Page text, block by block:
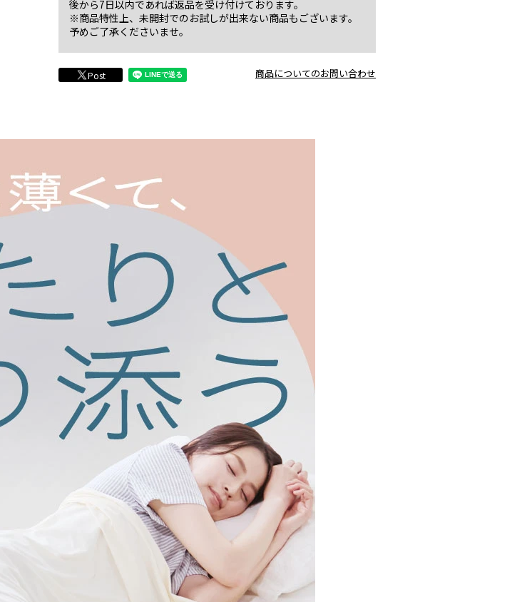
後から7日以内であれば返品を受け付けております。
※商品特性上、未開封でのお試しが出来ない商品もございます。
予めご了承くださいませ。
商品についてのお問い合わせ
Post